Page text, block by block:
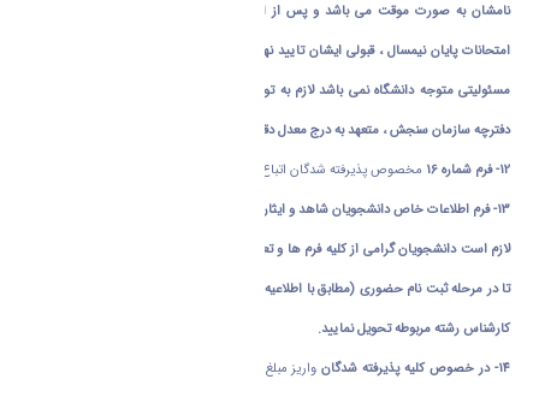
نامشان به صورت موقت می باشد و پس از استعلام از سازمان سنجش حداکثر تا قبل از
امتحانات پایان نیمسال ، قبولی ایشان تایید نهایی یا لغو قبولی می شوند و در این خصوص
مسئولیتی متوجه دانشگاه نمی باشد لازم به توضیح است که نامبردگان قبلا برابر توضیحات
دفترچه سازمان سنجش ، متعهد به درج معدل دقیق برابر مدارک دبیرستانی بوده اند
12- فرم شماره 16 مخصوص پذیرفته شدگان اتباع (جهت دریافت فرم
13- فرم
اطلاعات خاص دانشجویان شاهد و ایثارگر
لازم است دانشجویان گرامی از کلیه فرم ها و تعهدات و مدارک تکمیل شده ، نگهداری نمایید
کارشناس رشته مربوطه تحویل نمایید.
14- در خصوص کلیه پذیرفته شدگان